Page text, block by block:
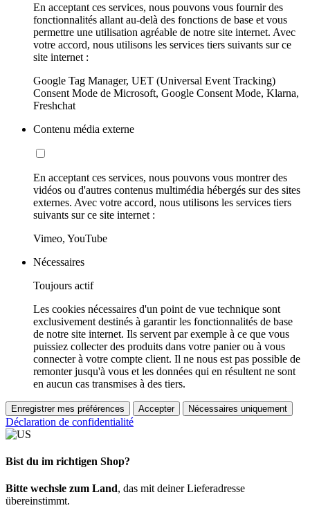
En acceptant ces services, nous pouvons vous fournir des
fonctionnalités allant au-delà des fonctions de base et vous
permettre une utilisation agréable de notre site internet. Avec
votre accord, nous utilisons les services tiers suivants sur ce
site internet :
Google Tag Manager, UET (Universal Event Tracking)
Consent Mode de Microsoft, Google Consent Mode, Klarna,
Freshchat
Contenu média externe
En acceptant ces services, nous pouvons vous montrer des
vidéos ou d'autres contenus multimédia hébergés sur des sites
externes. Avec votre accord, nous utilisons les services tiers
suivants sur ce site internet :
Vimeo, YouTube
Nécessaires
Toujours actif
Les cookies nécessaires d'un point de vue technique sont
exclusivement destinés à garantir les fonctionnalités de base
de notre site internet. Ils servent par exemple à ce que vous
puissiez collecter des produits dans votre panier ou à vous
connecter à votre compte client. Il ne nous est pas possible de
remonter jusqu'à vous et les données qui en résultent ne sont
en aucun cas transmises à des tiers.
Enregistrer mes préférences Accepter Nécessaires uniquement
Déclaration de confidentialité
Bist du im richtigen Shop?
Bitte wechsle zum Land, das mit deiner Lieferadresse
übereinstimmt.